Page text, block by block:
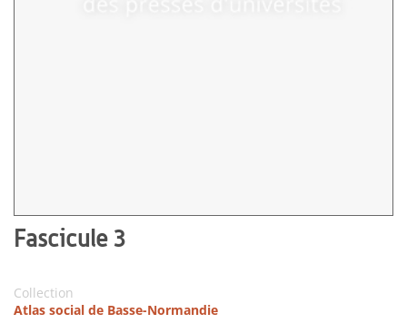
Fascicule 3
Collection
Atlas social de Basse-Normandie